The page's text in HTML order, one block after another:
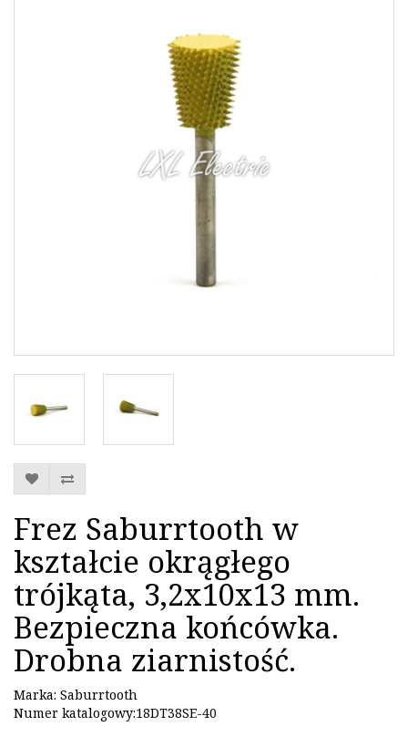
Frez Saburrtooth w
kształcie okrągłego
trójkąta, 3,2x10x13 mm.
Bezpieczna końcówka.
Drobna ziarnistość.
Marka: Saburrtooth
Numer katalogowy:18DT38SE-40